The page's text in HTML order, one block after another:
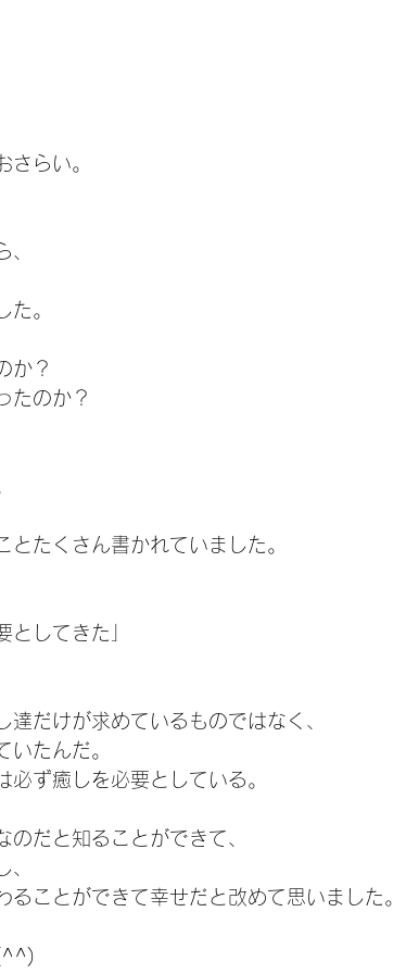
らい。
、
た。
か？
たのか？
たくさん書かれていました。
としてきた」
だけが求めているものではなく、
いたんだ。
ず癒しを必要としている。
だと知ることができて、
、
ることができて幸せだと改めて思いました。